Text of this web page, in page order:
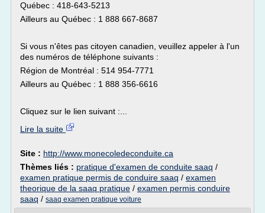
Québec : 418-643-5213
Ailleurs au Québec : 1 888 667-8687
Si vous n'êtes pas citoyen canadien, veuillez appeler à l'un
des numéros de téléphone suivants :
Région de Montréal : 514 954-7771
Ailleurs au Québec : 1 888 356-6616
Cliquez sur le lien suivant :...
Lire la suite
Site : http://www.monecoledeconduite.ca
Thèmes liés : pratique d'examen de conduite saaq /
examen pratique permis de conduire saaq / examen
theorique de la saaq pratique / examen permis conduire
saaq / saaq examen pratique voiture